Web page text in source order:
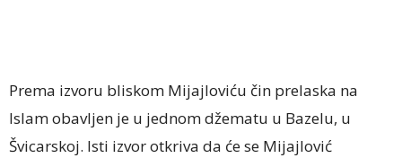
Prema izvoru bliskom Mijajloviću čin prelaska na
Islam obavljen je u jednom džematu u Bazelu, u
Švicarskoj. Isti izvor otkriva da će se Mijajlović